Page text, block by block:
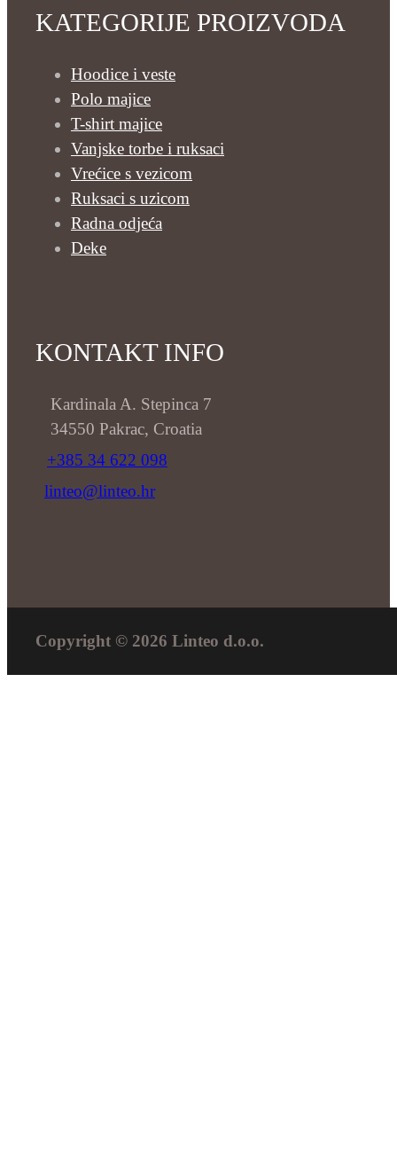
KATEGORIJE PROIZVODA
Hoodice i veste
Polo majice
T-shirt majice
Vanjske torbe i ruksaci
Vrećice s vezicom
Ruksaci s uzicom
Radna odjeća
Deke
KONTAKT INFO
Kardinala A. Stepinca 7
34550 Pakrac, Croatia
+385 34 622 098
linteo@linteo.hr
Copyright © 2026 Linteo d.o.o.